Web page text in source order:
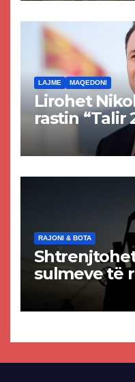
LAJME MAQEDONI
Lirohet
rastin “Talir
akuzat për
paligjshëm
RAJONI & BOTA
sulmeve të